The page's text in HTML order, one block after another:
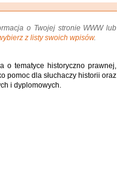
o Twojej stronie WWW lub
z listy swoich wpisów.
o tematyce historyczno prawnej,
pomoc dla słuchaczy historii oraz
i dyplomowych.